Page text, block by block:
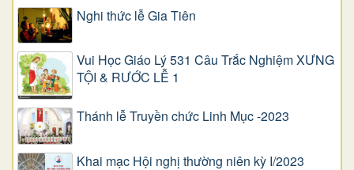
Nghi thức lễ Gia Tiên
Vui Học Giáo Lý 531 Câu Trắc Nghiệm XƯNG
TỘI & RƯỚC LỄ 1
Thánh lễ Truyền chức Linh Mục -2023
Khai mạc Hội nghị thường niên kỳ I/2023